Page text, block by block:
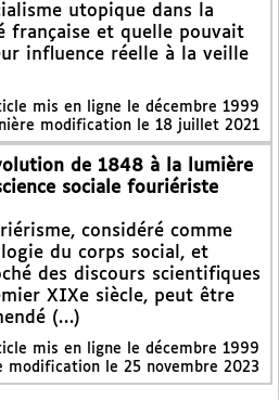
utopique dans la
française et quelle pouvait
influence réelle à la veille
mis en ligne le décembre 1999
modification le 18 juillet 2021
de 1848 à la lumière
sociale fouriériste
considéré comme
du corps social, et
des discours scientifiques
XIXe siècle, peut être
(…)
mis en ligne le décembre 1999
modification le 25 novembre 2023